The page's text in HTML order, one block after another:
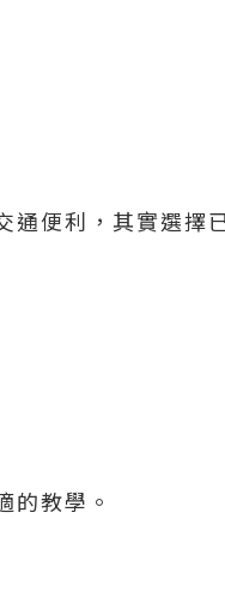
通便利，其實選擇
的教學。